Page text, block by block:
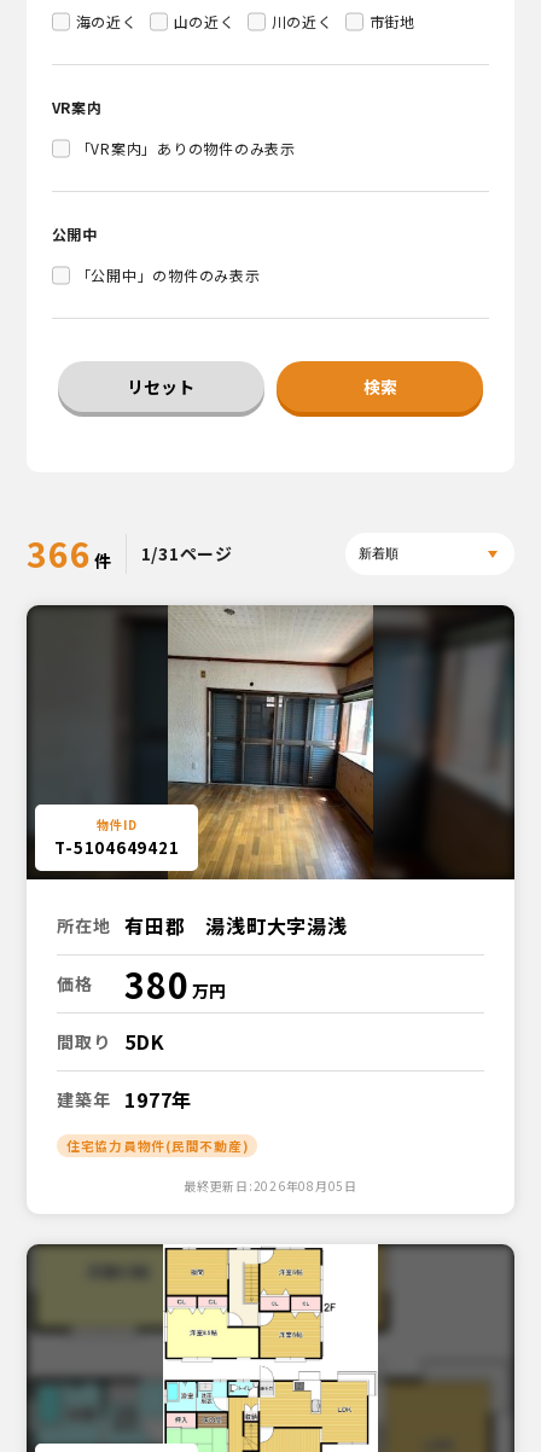
海の近く 山の近く 川の近く 市街地
VR案内
「VR案内」ありの物件のみ表示
公開中
「公開中」の物件のみ表示
リセット 検索
366 1/31ページ
T-5104649421
所在地 有田郡 湯浅町大字湯浅
価格 380
間取り 5DK
建築年 1977年
住宅協力員物件(民間不動産)
最終更新日:2026年08月05日